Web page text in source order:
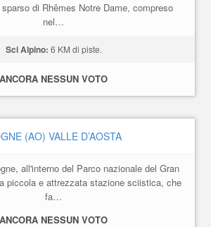
di Rhêmes Notre Dame, compreso
nel…
Sci Alpino: 6 KM di piste.
ANCORA NESSUN VOTO
(AO) VALLE D’AOSTA
all'interno del Parco nazionale del Gran
piccola e attrezzata stazione sciistica, che
fa…
ANCORA NESSUN VOTO